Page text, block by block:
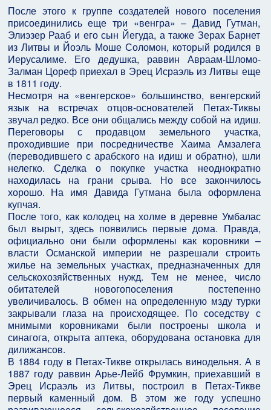
После этого к группе создателей нового поселения
присоединились еще три «венгра» – Давид Гутман,
Элиэзер Рааб и его сын Йегуда, а также Зерах Барнет
из Литвы и Йоэль Моше Соломон, который родился в
Иерусалиме. Его дедушка, раввин Авраам-Шломо-
Залман Цореф приехал в Эрец Исраэль из Литвы еще
в 1811 году.
Несмотря на «венгерское» большинство, венгерский
язык на встречах отцов-основателей Петах-Тиквы
звучал редко. Все они общались между собой на идиш.
Переговоры с продавцом земельного участка,
проходившие при посредничестве Хаима Амзалега
(переводившего с арабского на идиш и обратно), шли
нелегко. Сделка о покупке участка неоднократно
находилась на грани срыва. Но все закончилось
хорошо. На имя Давида Гутмана была оформлена
купчая.
После того, как колодец на холме в деревне Умбалас
был вырыт, здесь появились первые дома. Правда,
официально они были оформлены как коровники –
власти Османской империи не разрешали строить
жилье на земельных участках, предназначенных для
сельскохозяйственных нужд. Тем не менее, число
обитателей новогопоселения постепенно
увеличивалось. В обмен на определенную мзду турки
закрывали глаза на происходящее. По соседству с
мнимыми коровниками были построены школа и
синагога, открыта аптека, оборудована остановка для
дилижансов.
В 1884 году в Петах-Тикве открылась винодельня. А в
1887 году раввин Арье-Лейб Фрумкин, приехавший в
Эрец Исраэль из Литвы, построил в Петах-Тикве
первый каменный дом. В этом же году успешно